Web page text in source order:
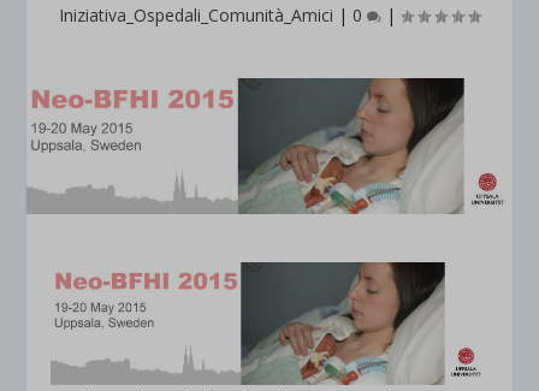
Iniziativa_Ospedali_Comunità_Amici | 0 |